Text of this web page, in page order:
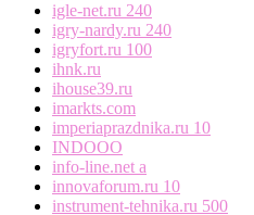
igle-net.ru 240
igry-nardy.ru 240
igryfort.ru 100
ihnk.ru
ihouse39.ru
imarkts.com
imperiaprazdnika.ru 10
INDOOO
info-line.net a
innovaforum.ru 10
instrument-tehnika.ru 500